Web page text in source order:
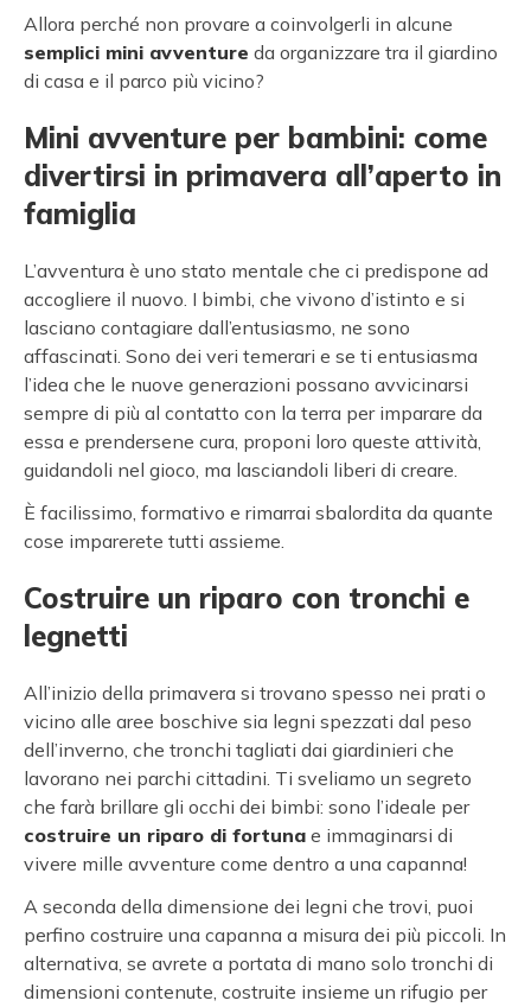
Allora perché non provare a coinvolgerli in alcune
semplici mini avventure da organizzare tra il giardino
di casa e il parco più vicino?
Mini avventure per bambini: come
divertirsi in primavera all’aperto in
famiglia
L’avventura è uno stato mentale che ci predispone ad
accogliere il nuovo. I bimbi, che vivono d’istinto e si
lasciano contagiare dall’entusiasmo, ne sono
affascinati. Sono dei veri temerari e se ti entusiasma
l’idea che le nuove generazioni possano avvicinarsi
sempre di più al contatto con la terra per imparare da
essa e prendersene cura, proponi loro queste attività,
guidandoli nel gioco, ma lasciandoli liberi di creare.
È facilissimo, formativo e rimarrai sbalordita da quante
cose imparerete tutti assieme.
Costruire un riparo con tronchi e
legnetti
All’inizio della primavera si trovano spesso nei prati o
vicino alle aree boschive sia legni spezzati dal peso
dell’inverno, che tronchi tagliati dai giardinieri che
lavorano nei parchi cittadini. Ti sveliamo un segreto
che farà brillare gli occhi dei bimbi: sono l’ideale per
costruire un riparo di fortuna e immaginarsi di
vivere mille avventure come dentro a una capanna!
A seconda della dimensione dei legni che trovi, puoi
perfino costruire una capanna a misura dei più piccoli. In
alternativa, se avrete a portata di mano solo tronchi di
dimensioni contenute, costruite insieme un rifugio per